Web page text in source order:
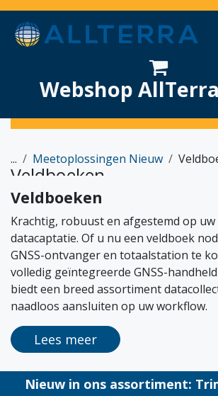
Overslaan naar inhoud
Webshop
... Meetoplossingen Nieuw
Veldboeken
Veldboeken
Krachtig, robuust en afgestemd op uw
datacaptatie. Of u nu een veldboek
GNSS-ontvanger en totaalstation te
volledig geïntegreerde GNSS-
biedt een breed assortiment
naadloos aansluiten op uw workflow.
Lees meer
Nieuw in ons assortiment: